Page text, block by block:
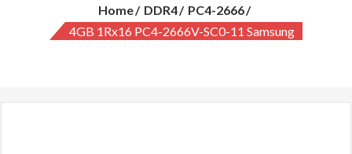
Home DDR4
PC4-2666
4GB 1Rx16 PC4-2666V-SC0-11 Samsung